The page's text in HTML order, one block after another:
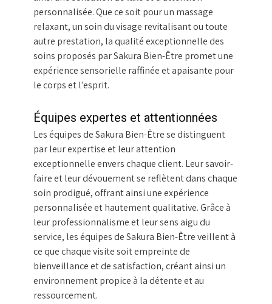
personnalisée. Que ce soit pour un massage
relaxant, un soin du visage revitalisant ou toute
autre prestation, la qualité exceptionnelle des
soins proposés par Sakura Bien-Être promet une
expérience sensorielle raffinée et apaisante pour
le corps et l’esprit.
Équipes expertes et attentionnées
Les équipes de Sakura Bien-Être se distinguent
par leur expertise et leur attention
exceptionnelle envers chaque client. Leur savoir-
faire et leur dévouement se reflètent dans chaque
soin prodigué, offrant ainsi une expérience
personnalisée et hautement qualitative. Grâce à
leur professionnalisme et leur sens aigu du
service, les équipes de Sakura Bien-Être veillent à
ce que chaque visite soit empreinte de
bienveillance et de satisfaction, créant ainsi un
environnement propice à la détente et au
ressourcement.